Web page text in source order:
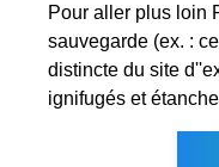
Pour aller plus loin
sauvegarde (ex. :
distincte du site
ignifugés et